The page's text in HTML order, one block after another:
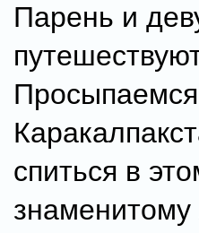
Парень и
спиться в